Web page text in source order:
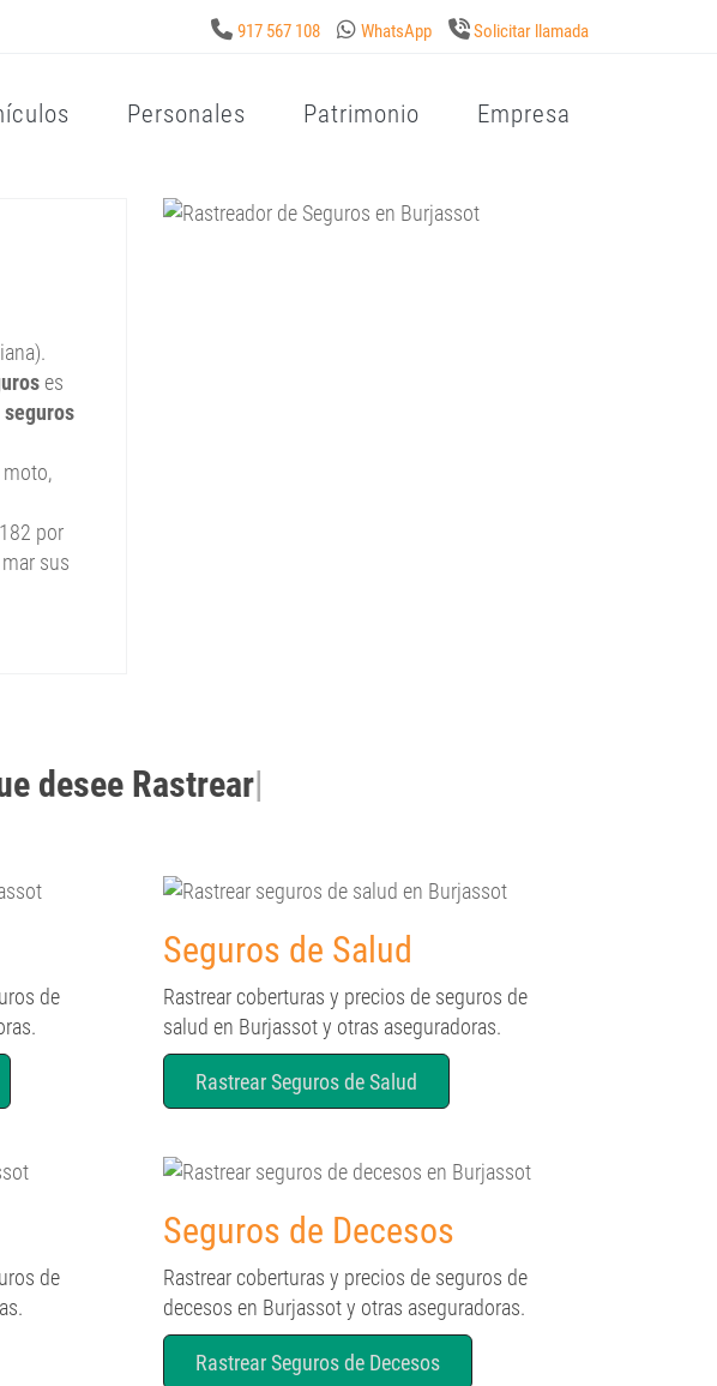
917 567 108 WhatsApp Solicitar llamada
Personales Patrimonio Empresa
es
seguros
moto,
por
sus
desee Rastrear|
de
Seguros de Salud
Rastrear coberturas y precios de seguros de
salud en Burjassot y otras aseguradoras.
Rastrear Seguros de Salud
de
Seguros de Decesos
Rastrear coberturas y precios de seguros de
decesos en Burjassot y otras aseguradoras.
Rastrear Seguros de Decesos